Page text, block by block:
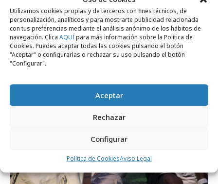
Utilizamos cookies propias y de terceros con fines técnicos, de
personalización, analíticos y para mostrarte publicidad relacionada
con tus preferencias mediante el análisis anónimo de los hábitos de
navegación. Clica AQUÍpara más información sobre la Política de
Cookies. Puedes aceptar todas las cookies pulsando el botón
"Aceptar" o configurarlas o rechazar su uso pulsando el botón
"Configurar".
Aceptar
Rechazar
Configurar
Política de CookiesAviso Legal
Noticias Relacionadas